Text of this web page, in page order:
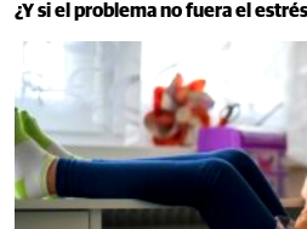
¿Y si el problema no fuera el